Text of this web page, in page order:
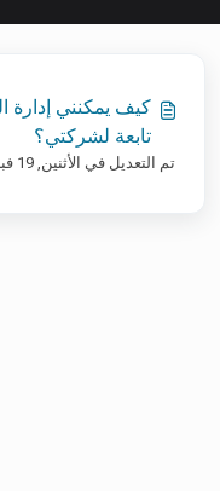
كيف يمكنني إدارة
تابعة لشركتي؟
تم التعديل في الأثنين, 19 فبراير, 2024 في 8:56 ص